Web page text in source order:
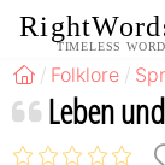
TIMELESS
Folklore
Leben